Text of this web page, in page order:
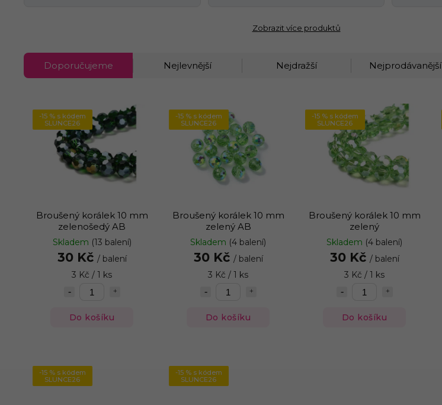
Zobrazit více produktů
Doporučujeme Nejlevnější Nejdražší Nejprodávanější
-15 % s kódem
SLUNCE26
Broušený korálek 10 mm
zelenošedý AB
Skladem (13 balení)
30 Kč / balení
3 Kč / 1 ks
Do košíku
-15 % s kódem
SLUNCE26
Broušený korálek 10 mm
zelený AB
Skladem (4 balení)
30 Kč / balení
3 Kč / 1 ks
Do košíku
-15 % s kódem
SLUNCE26
Broušený korálek 10 mm
zelený
Skladem (4 balení)
30 Kč / balení
3 Kč / 1 ks
Do košíku
-15 % s kódem
SLUNCE26
-15 % s kódem
SLUNCE26